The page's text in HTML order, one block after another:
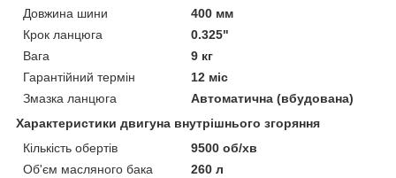
Довжина шини
400 мм
Крок ланцюга
0.325"
Вага
9 кг
Гарантійний термін
12 міс
Змазка ланцюга
Автоматична (вбудована)
Характеристики двигуна внутрішнього згоряння
Кількість обертів
9500 об/хв
Об'єм масляного бака
260 л